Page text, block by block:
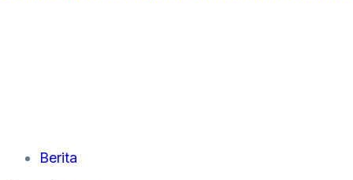
Berita